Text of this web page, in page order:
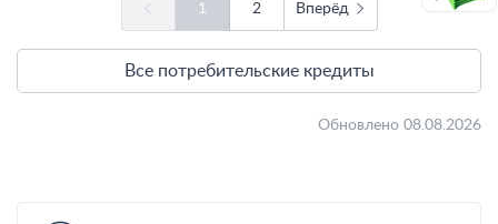
1 2 Вперёд
Все потребительские кредиты
Обновлено 08.08.2026